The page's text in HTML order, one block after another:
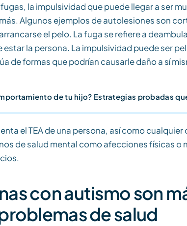
la impulsividad que puede llegar a ser
Algunos ejemplos de autolesiones son
el pelo. La fuga se refiere a
estar la persona. La impulsividad puede ser
de formas que podrían causarle daño a sí
de tu hijo? Estrategias probadas
el TEA de una persona, así como cualquier
de salud mental como afecciones físicas o
con autismo son
de salud